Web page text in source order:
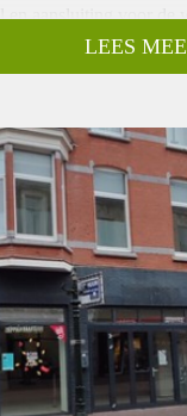
aansluiting voor de
werk / slaapkamer
LEES